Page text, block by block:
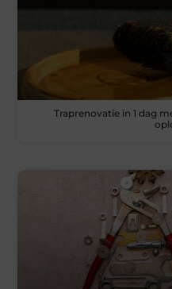
Traprenovatie in 1 dag